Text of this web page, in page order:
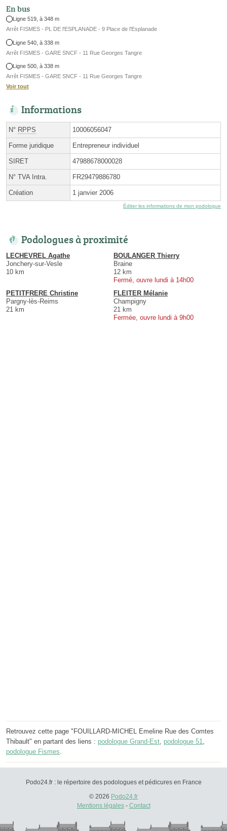
En bus
Ligne 519, à 348 m
Arrêt FISMES - PL DE l'ESPLANADE - 9 Place de l'Esplanade
Ligne 540, à 338 m
Arrêt FISMES - GARE SNCF - 11 Rue Georges Tangre
Ligne 500, à 338 m
Arrêt FISMES - GARE SNCF - 11 Rue Georges Tangre
Voir tout
Informations
N° RPPS 10006056047
Forme juridique Entrepreneur individuel
SIRET 47988678000028
N° TVA Intra. FR29479886780
Création 1 janvier 2006
Éditer les informations de mon podologue
Podologues à proximité
LECHEVREL Agathe
Jonchery-sur-Vesle
10 km
BOULANGER Thierry
Braine
12 km
Fermé, ouvre lundi à 14h00
PETITFRERE Christine
Pargny-lès-Reims
21 km
FLEITER Mélanie
Champigny
21 km
Fermée, ouvre lundi à 9h00
Retrouvez cette page "FOUILLARD-MICHEL Emeline Rue des Comtes
Thibault" en partant des liens : podologue Grand-Est, podologue 51,
podologue Fismes.
Podo24.fr : le répertoire des podologues et pédicures en France
© 2026 Podo24.fr
Mentions légales- Contact